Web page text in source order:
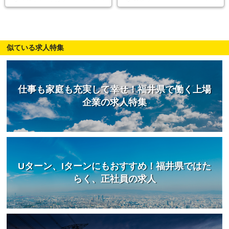
似ている求人特集
仕事も家庭も充実して幸せ！福井県で働く上場
企業の求人特集
Uターン、Iターンにもおすすめ！福井県ではた
らく、正社員の求人